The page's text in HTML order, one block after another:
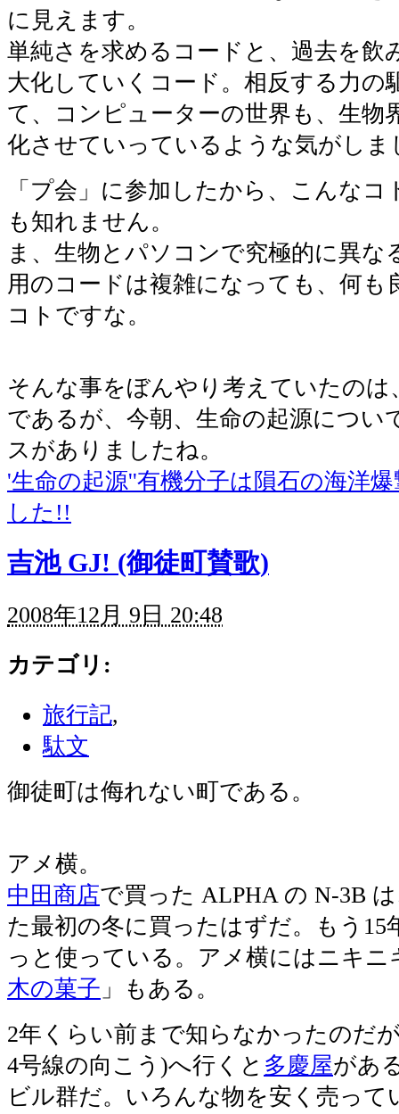
に見えます。
単純さを求めるコードと、過去を飲
大化していくコード。相反する力の
て、コンピューターの世界も、生物
化させていっているような気がしま
「プ会」に参加したから、こんな
も知れません。
ま、生物とパソコンで究極的に異な
用のコードは複雑になっても、何も
コトですな。
そんな事をぼんやり考えていたのは
であるが、今朝、生命の起源につい
スがありましたね。
'生命の起源''有機分子は隕石の海洋
した!!
吉池 GJ! (御徒町賛歌)
2008年12月 9日 20:48
カテゴリ :
旅行記,
駄文
御徒町は侮れない町である。
アメ横。
中田商店で買った ALPHA の N-3B
た最初の冬に買ったはずだ。もう15
っと使っている。アメ横にはニキニ
木の菓子 」もある。
2年くらい前まで知らなかったのだ
4号線の向こう)へ行くと 多慶屋があ
ビル群だ。いろんな物を安く売って